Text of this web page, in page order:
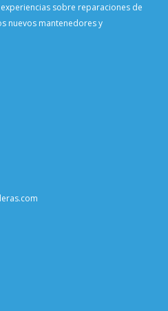
sobre reparaciones de
nuevos mantenedores y